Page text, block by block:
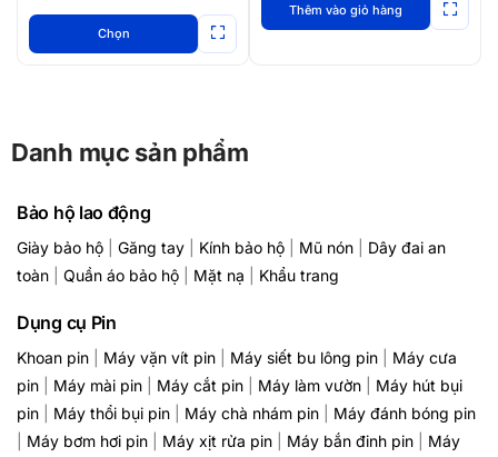
Chọn
Thêm vào giỏ hàng
Danh mục sản phẩm
Bảo hộ lao động
Giày bảo hộ Găng tay Kính bảo hộ Mũ nón
Dây đai an
toàn
Quần áo bảo hộ Mặt nạ Khẩu trang
Dụng cụ Pin
Khoan pin Máy vặn vít pin Máy siết bu lông pin
Máy cưa
pin
Máy mài pin Máy cắt pin Máy làm vườn
Máy hút bụi
pin
Máy thổi bụi pin Máy chà nhám pin
Máy đánh bóng pin
Máy bơm hơi pin Máy xịt rửa pin Máy bắn đinh pin
Máy